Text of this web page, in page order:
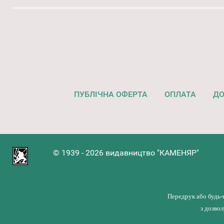
ПУБЛІЧНА ОФЕРТА ОПЛАТА
© 1939 - 2026 видавництво "КАМЕНЯР"
Передрук або будь-
з